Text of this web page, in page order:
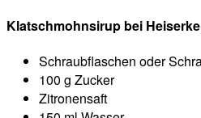
Klatschmohnsirup bei
Schraubflaschen oder
100 g Zucker
Zitronensaft